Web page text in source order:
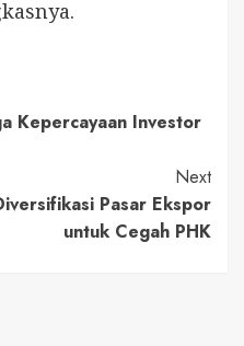
Kepercayaan Investor
Next
Pasar Ekspor
untuk Cegah PHK